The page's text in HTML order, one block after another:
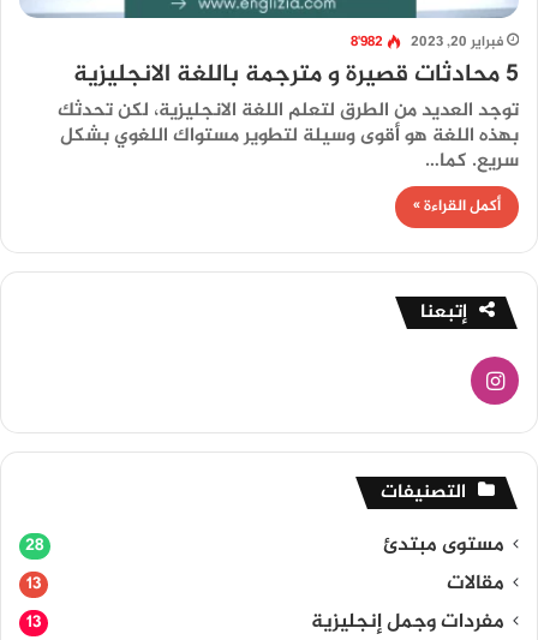
فبراير 20, 2023 8٬982
5 محادثات قصيرة و مترجمة باللغة الانجليزية
توجد العديد من الطرق لتعلم اللغة الانجليزية، لكن تحدثك
بهذه اللغة هو أقوى وسيلة لتطوير مستواك اللغوي بشكل
سريع. كما…
أكمل القراءة »
إتبعنا
انستقرام
التصنيفات
مستوى مبتدئ 28
مقالات 13
مفردات وجمل إنجليزية 13